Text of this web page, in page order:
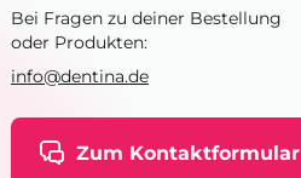
Bei Fragen zu deiner Bestellung
oder Produkten:
info@dentina.de
Zum Kontaktformular